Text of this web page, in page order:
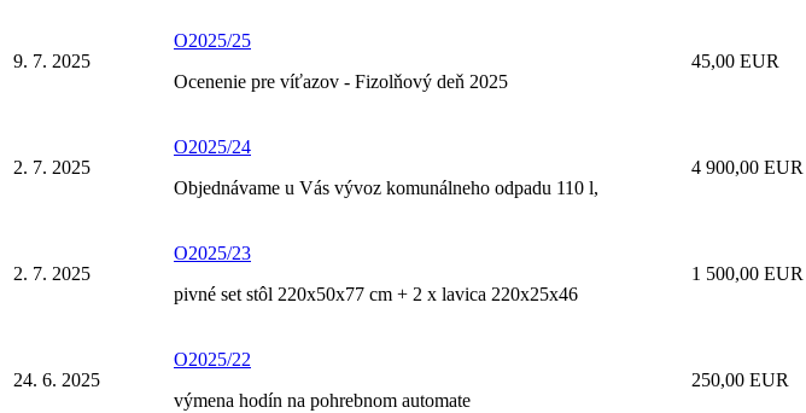
9. 7. 2025
O2025/25
Ocenenie pre víťazov - Fizolňový deň 2025
45,00 EUR
2. 7. 2025
O2025/24
Objednávame u Vás vývoz komunálneho odpadu 110 l,
4 900,00 EUR
2. 7. 2025
O2025/23
pivné set stôl 220x50x77 cm + 2 x lavica 220x25x46
1 500,00 EUR
24. 6. 2025
O2025/22
výmena hodín na pohrebnom automate
250,00 EUR